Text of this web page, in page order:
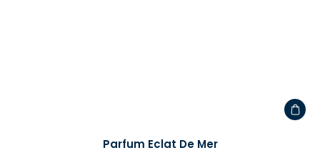
Parfum Eclat De Mer